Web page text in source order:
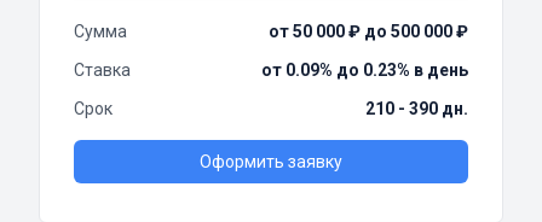
Сумма
от 50 000 ₽ до 500 000 ₽
Ставка
от 0.09% до 0.23% в день
Срок
210 - 390 дн.
Оформить заявку